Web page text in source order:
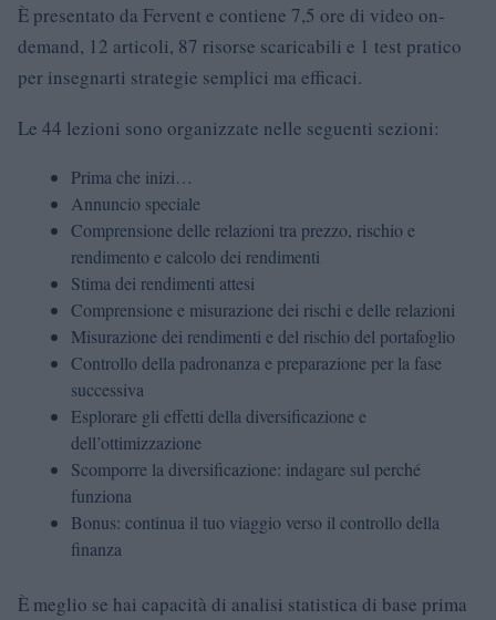
È presentato da Fervent e contiene 7,5 ore di video on-
demand, 12 articoli, 87 risorse scaricabili e 1 test pratico
per insegnarti strategie semplici ma efficaci.
Le 44 lezioni sono organizzate nelle seguenti sezioni:
Prima che inizi…
Annuncio speciale
Comprensione delle relazioni tra prezzo, rischio e
rendimento e calcolo dei rendimenti
Stima dei rendimenti attesi
Comprensione e misurazione dei rischi e delle relazioni
Misurazione dei rendimenti e del rischio del portafoglio
Controllo della padronanza e preparazione per la fase
successiva
Esplorare gli effetti della diversificazione e
dell’ottimizzazione
Scomporre la diversificazione: indagare sul perché
funziona
Bonus: continua il tuo viaggio verso il controllo della
finanza
È meglio se hai capacità di analisi statistica di base prima